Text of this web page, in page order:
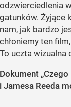
odzwierciedlenia
gatunków. Żyjące
nam, jak bardzo
chłoniemy ten
To uczta wizualna
Dokument
i Jamesa Reeda